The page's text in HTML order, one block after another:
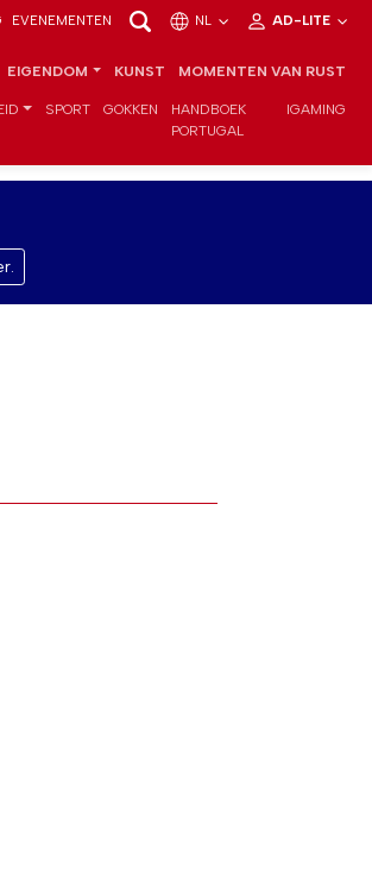
EVENEMENTEN NL AD-LITE
EIGENDOM KUNST MOMENTEN VAN RUST
SPORT GOKKEN
HANDBOEK
PORTUGAL
IGAMING